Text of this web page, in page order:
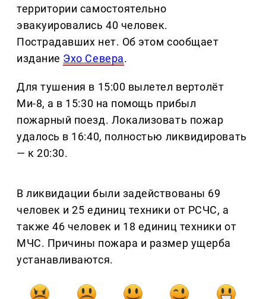
территории самостоятельно
эвакуировались 40 человек.
Пострадавших нет. Об этом сообщает
издание Эхо Севера.
Для тушения в 15:00 вылетел вертолёт
Ми-8, а в 15:30 на помощь прибыл
пожарный поезд. Локализовать пожар
удалось в 16:40, полностью ликвидировать
— к 20:30.
В ликвидации были задействованы 69
человек и 25 единиц техники от РСЧС, а
также 46 человек и 18 единиц техники от
МЧС. Причины пожара и размер ущерба
устанавливаются.